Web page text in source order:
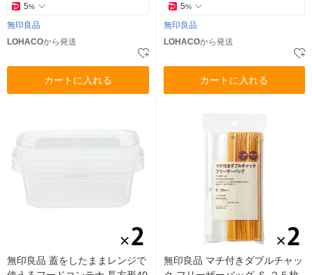
5%
無印良品
LOHACOから発送
カートに入れる
5%
無印良品
LOHACOから発送
カートに入れる
無印良品 蓋をしたままレンジで
無印良品 マチ付きダブルチャッ